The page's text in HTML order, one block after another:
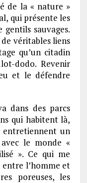
de la « nature »
qui présente les
sauvages.
véritables liens
qu’un citadin
dodo. Revenir
et le défendre
dans des parcs
qui habitent là,
un
le monde «
». Ce qui me
entre l’homme et
poreuses, les